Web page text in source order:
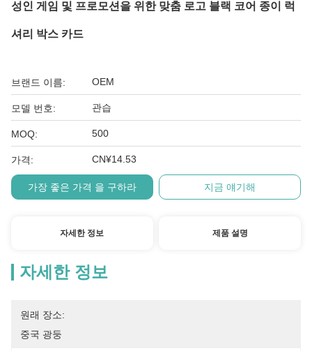
성인 게임 및 프로모션을 위한 맞춤 로고 블랙 코어 종이 럭
셔리 박스 카드
브랜드 이름: OEM
모델 번호: 관습
MOQ: 500
가격: CN¥14.53
가장 좋은 가격 을 구하라 지금 얘기해
자세한 정보 제품 설명
자세한 정보
원래 장소:
중국 광둥